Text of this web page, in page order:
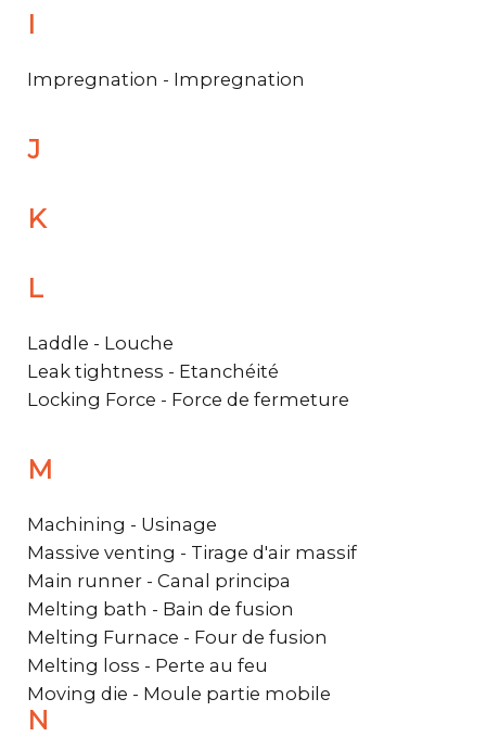
I
Impregnation - Impregnation
J
K
L
Laddle - Louche
Leak tightness - Etanchéité
Locking Force - Force de fermeture
M
Machining - Usinage
Massive venting - Tirage d'air massif
Main runner - Canal principa
Melting bath - Bain de fusion
Melting Furnace - Four de fusion
Melting loss - Perte au feu
Moving die - Moule partie mobile
N